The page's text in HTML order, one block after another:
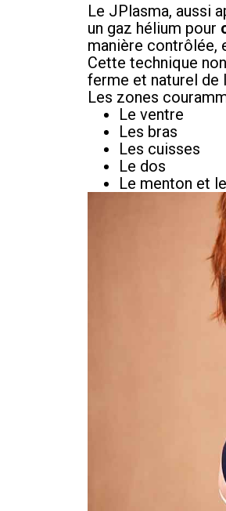
Le JPlasma, aussi
un gaz hélium pour
manière contrôlée,
Cette technique
ferme et naturel de
Les zones
Le ventre
Les bras
Les cuisses
Le dos
Le menton et